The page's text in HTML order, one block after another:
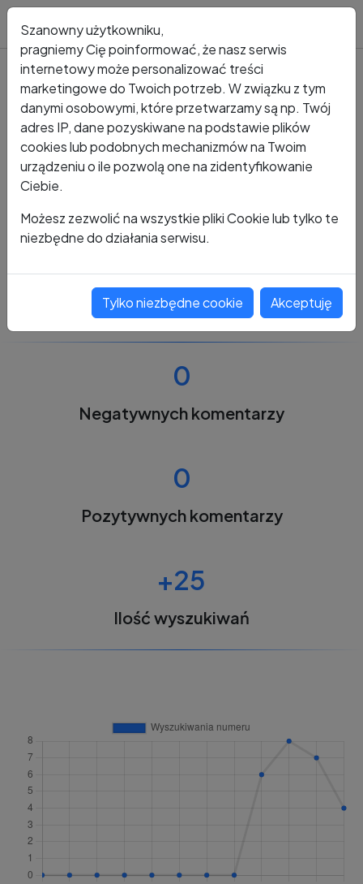
Kto dzwonił? Numer +48 486 111 168
+48 486 111 168
0
Negatywnych komentarzy
0
Pozytywnych komentarzy
+25
Ilość wyszukiwań
Szanowny użytkowniku,
pragniemy Cię poinformować, że nasz serwis
internetowy może personalizować treści
marketingowe do Twoich potrzeb. W związku z tym
danymi osobowymi, które przetwarzamy są np. Twój
adres IP, dane pozyskiwane na podstawie plików
cookies lub podobnych mechanizmów na Twoim
urządzeniu o ile pozwolą one na zidentyfikowanie
Ciebie.
Możesz zezwolić na wszystkie pliki Cookie lub tylko te
niezbędne do działania serwisu.
Tylko niezbędne cookie Akceptuję